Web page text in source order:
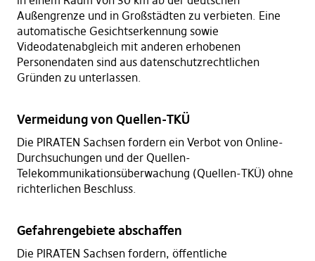
Außengrenze und in Großstädten zu verbieten. Eine
automatische Gesichtserkennung sowie
Videodatenabgleich mit anderen erhobenen
Personendaten sind aus datenschutzrechtlichen
Gründen zu unterlassen.
Vermeidung von Quellen-TKÜ
Die PIRATEN Sachsen fordern ein Verbot von Online-
Durchsuchungen und der Quellen-
Telekommunikationsüberwachung (Quellen-TKÜ) ohne
richterlichen Beschluss.
Gefahrengebiete abschaffen
Die PIRATEN Sachsen fordern, öffentliche